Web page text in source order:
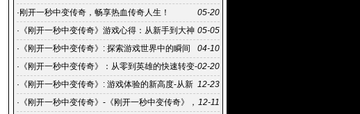
05-20
·刚开一秒中变传奇，畅享热血传奇人生！
05-05
· 《刚开一秒中变传奇》游戏心得：从新手到大神
的蜕变之路
04-10
· 《刚开一秒中变传奇》: 探索游戏世界中的瞬间
传奇-《刚开一秒中变传奇》游戏攻略：如何快速成为游
戏中的
02-20
· 《刚开一秒中变传奇》：从零到英雄的快速转变-
《刚开一秒中变传奇》背后的传奇故事
12-23
· 《刚开一秒中变传奇》: 游戏体验的新高度-从新
手到传奇:《刚开一秒中变传奇》的游戏攻略
12-11
· 《刚开一秒中变传奇》-《刚开一秒中变传奇》，